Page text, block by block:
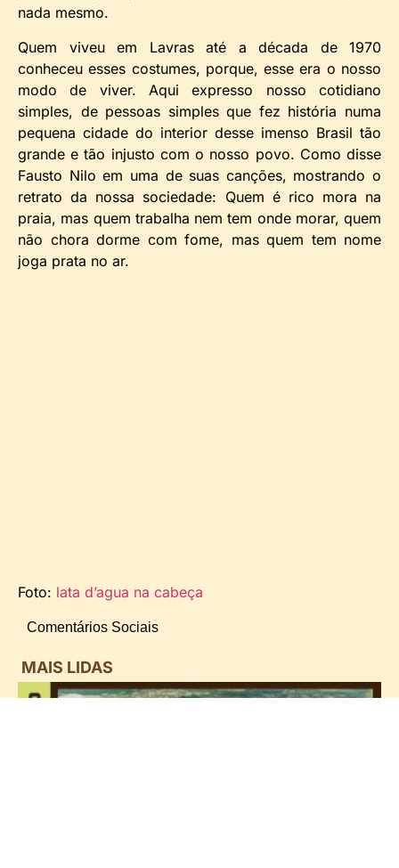
nada mesmo.
Quem viveu em Lavras até a década de 1970
conheceu esses costumes, porque, esse era o nosso
modo de viver. Aqui expresso nosso cotidiano
simples, de pessoas simples que fez história numa
pequena cidade do interior desse imenso Brasil tão
grande e tão injusto com o nosso povo. Como disse
Fausto Nilo em uma de suas canções, mostrando o
retrato da nossa sociedade: Quem é rico mora na
praia, mas quem trabalha nem tem onde morar, quem
não chora dorme com fome, mas quem tem nome
joga prata no ar.
Foto: lata d’agua na cabeça
Comentários Sociais
MAIS LIDAS